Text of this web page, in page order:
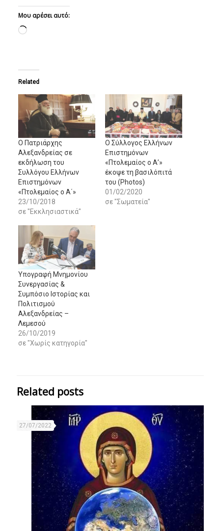
Μου αρέσει αυτό:
Loading…
Related
Ο Πατριάρχης
Αλεξανδρείας σε
εκδήλωση του
Συλλόγου Ελλήνων
Επιστημόνων
«Πτολεμαίος ο Α΄»
23/10/2018
σε "Εκκλησιαστικά"
O Σύλλογος Ελλήνων
Επιστημόνων
«Πτολεμαίος ο Α’»
έκοψε τη βασιλόπιτά
του (Photos)
01/02/2020
σε "Σωματεία"
Υπογραφή Μνημονίου
Συνεργασίας &
Συμπόσιο Ιστορίας και
Πολιτισμού
Αλεξανδρείας –
Λεμεσού
26/10/2019
σε "Χωρίς κατηγορία"
Related posts
27/07/2022